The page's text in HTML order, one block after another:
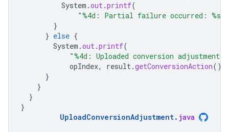
System .out.printf(
"%4d: Partial failure occurred:
}
} else {
System .out.printf(
"%4d: Uploaded conversion
opIndex, result.getConversionAction(),
}
}
}
}
UploadConversionAdjustment. java